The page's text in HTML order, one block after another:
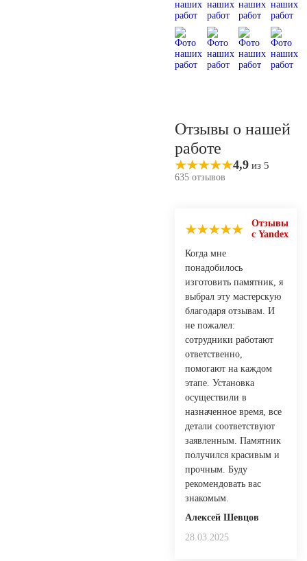
Отзывы о нашей
работе
4,9 из 5
635 отзывов
Отзывы
с Yandex
Когда мне
понадобилось
изготовить памятник, я
выбрал эту мастерскую
благодаря отзывам. И
не пожалел:
сотрудники работают
ответственно,
помогают на каждом
этапе. Установка
осуществили в
назначенное время, все
детали соответствуют
заявленным. Памятник
получился красивым и
прочным. Буду
рекомендовать вас
знакомым.
Алексей Шевцов
28.03.2025